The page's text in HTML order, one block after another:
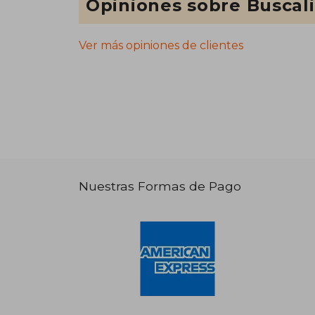
Opiniones sobre
Ver más opiniones de clientes
Nuestras Formas de Pago